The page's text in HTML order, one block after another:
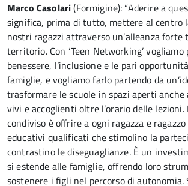
Marco Casolari(Formigine): “Aderire a
significa, prima di tutto, mettere al centro
nostri ragazzi attraverso un’alleanza forte
territorio. Con ‘Teen Networking’
benessere, l’inclusione e le pari
famiglie, e vogliamo farlo partendo da
trasformare le scuole in spazi aperti anche
vivi e accoglienti oltre l’orario delle
condiviso è offrire a ogni ragazza e
educativi qualificati che stimolino la
contrastino le diseguaglianze. È un
si estende alle famiglie, offrendo loro
sostenere i figli nel percorso di autonomia.